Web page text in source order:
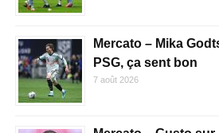
Mercato – Mika
PSG, ça sent bon
7 août 2026